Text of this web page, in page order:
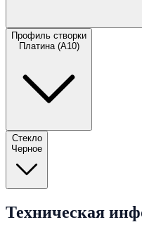
Профиль створки
Платина (А10)
Стекло
Черное
Техническая